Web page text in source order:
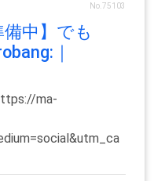
No.75103
備中】でも
｜
ma-